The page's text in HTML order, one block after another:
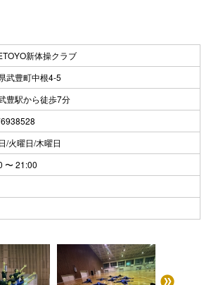
新体操クラブ
武豊町中根4-5
豊駅から徒歩7分
/火曜日/木曜日
〜 21:00